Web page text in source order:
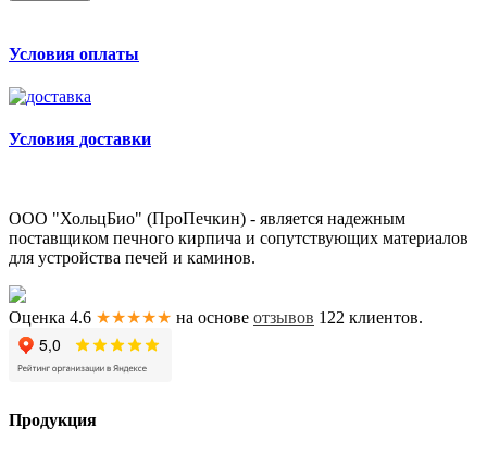
Условия оплаты
Условия доставки
ООО "ХольцБио" (ПроПечкин) - является надежным
поставщиком печного кирпича и сопутствующих материалов
для устройства печей и каминов.
Оценка 4.6 ★★★★★ на основе отзывов 122 клиентов.
Продукция